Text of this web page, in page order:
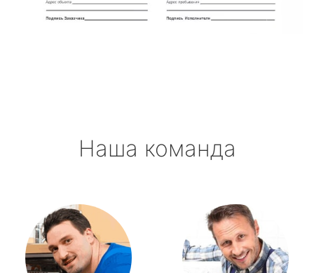
Наша команда